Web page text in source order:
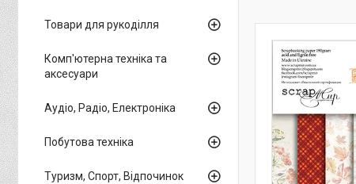
Товари для рукоділля
Комп'ютерна техніка та
аксесуари
Аудіо, Радіо, Електроніка
Побутова техніка
Туризм, Спорт, Відпочинок